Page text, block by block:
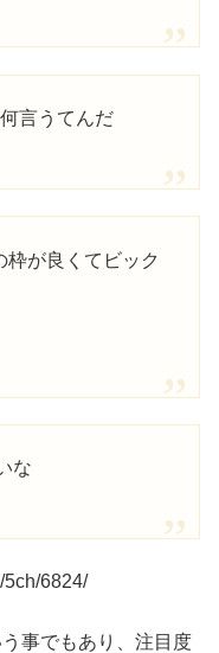
言うてんだ
が良くてビック
な
5ch/6824/
事でもあり、注目度